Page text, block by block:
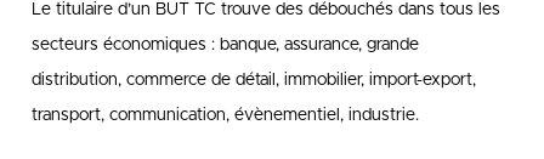
Le titulaire d’un BUT TC trouve des débouchés dans tous les
secteurs économiques : banque, assurance, grande
distribution, commerce de détail, immobilier, import-export,
transport, communication, évènementiel, industrie.